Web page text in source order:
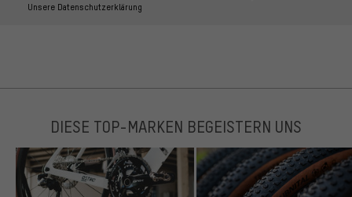
Unsere Datenschutzerklärung
DIESE TOP-MARKEN BEGEISTERN UNS